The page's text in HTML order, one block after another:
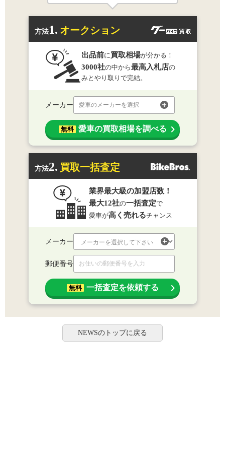
方法1. オークション
出品前に買取相場が分かる！
3000社の中から最高入札店の
みとやり取りで完結。
メーカー 愛車のメーカーを選択
無料 愛車の買取相場を調べる
方法2. 買取一括査定
業界最大級の加盟店数！
最大12社の一括査定で
愛車が高く売れるチャンス
メーカー
郵便番号
無料 一括査定を依頼する
NEWSのトップに戻る